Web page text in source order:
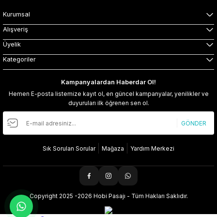
Kurumsal
Alışveriş
Üyelik
Kategoriler
Kampanyalardan Haberdar Ol!
Hemen E-posta listemize kayıt ol, en güncel kampanyalar, yenilikler ve
duyuruları ilk öğrenen sen ol.
GÖNDER
Sık Sorulan Sorular Mağaza Yardım Merkezi
Copyright 2025 -2026 Hobi Pasajı - Tüm Hakları Saklıdır.